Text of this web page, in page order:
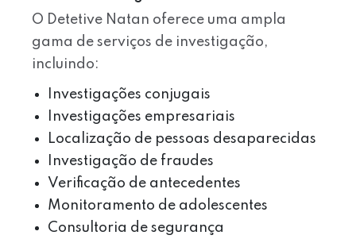
O Detetive Natan oferece uma ampla
gama de serviços de investigação,
incluindo:
Investigações conjugais
Investigações empresariais
Localização de pessoas desaparecidas
Investigação de fraudes
Verificação de antecedentes
Monitoramento de adolescentes
Consultoria de segurança